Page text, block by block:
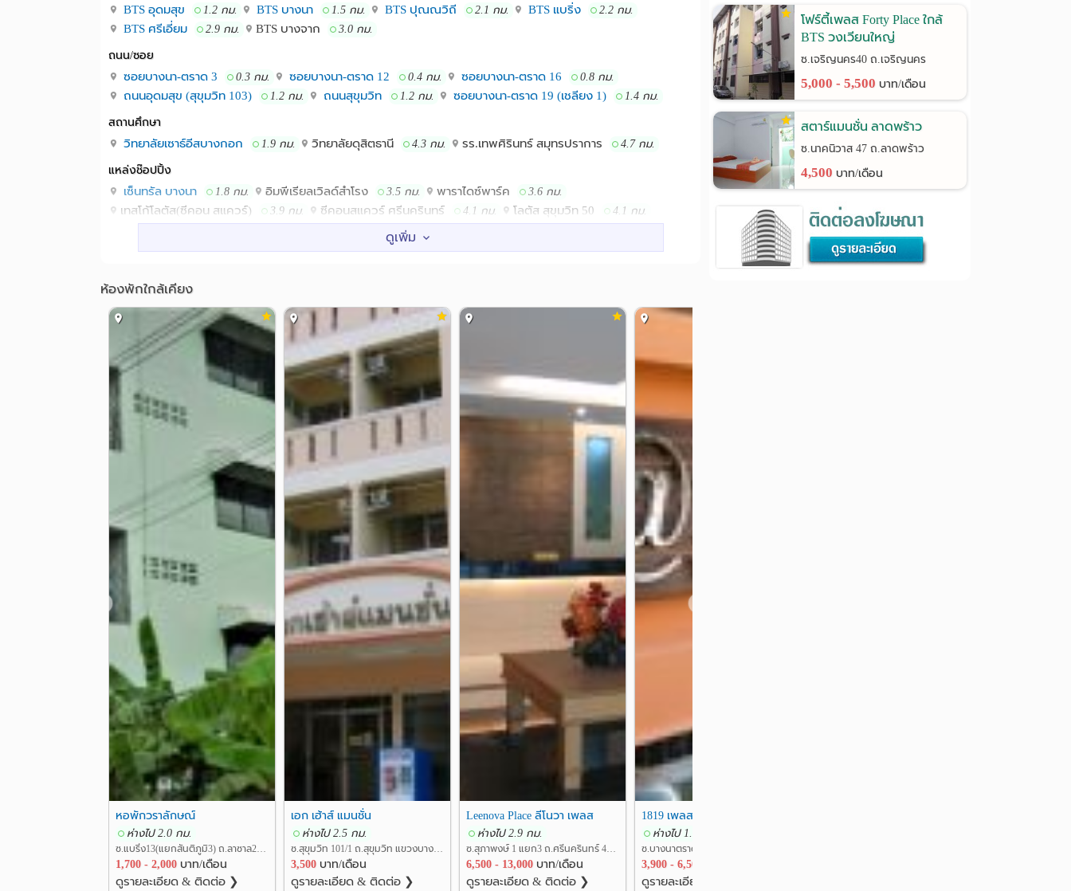
????089-7724357
สถานที่ใกล้เคียง :ไบเทคบางนา,แยกบางนา,BTS บางนา,BTS อุดมสุข,เซ็นทรัลบางนา,อุดมสุขวอล์ค,พาราไดซ์,ซีคอน
BTS อุดมสุข 1.2 กม. BTS บางนา 1.5 กม. BTS ปุณณวิถี 2.1 กม. BTS แบริ่ง 2.2 กม.
BTS ศรีเอี่ยม 2.9 กม. BTS บางจาก 3.0 กม.
ถนน/ซอย
ซอยบางนา-ตราด 3 0.3 กม. ซอยบางนา-ตราด 12 0.4 กม. ซอยบางนา-ตราด 16 0.8 กม.
ถนนอุดมสุข (สุขุมวิท 103) 1.2 กม. ถนนสุขุมวิท 1.2 กม. ซอยบางนา-ตราด 19 (เชลียง 1) 1.4 กม.
สถานศึกษา
วิทยาลัยเซาธ์อีสบางกอก 1.9 กม. วิทยาลัยดุสิตธานี 4.3 กม. รร.เทพศิรินทร์ สมุทรปราการ 4.7 กม.
แหล่งช๊อปปิ้ง
เซ็นทรัล บางนา 1.8 กม. อิมพีเรียลเวิลด์สำโรง 3.5 กม. พาราไดซ์พาร์ค 3.6 กม.
เทสโก้โลตัส(ซีคอน สแควร์) 3.9 กม. ซีคอนสแควร์ ศรีนครินทร์ 4.1 กม. โลตัส สุขุมวิท 50 4.1 กม.
รพ.ทหารเรือกรุงเทพ
อื่นๆ
ไบเทค บางนา 1.0 กม. สี่แยกบางนา 1.2 กม. วัดด่านสำโรง
ตึกเนชั่น 3.7 กม. แยกปู่เจ้าสมิงพราย 4.2 กม.
ห้องพักใกล้เคียง
หอพักวราลักษณ์
ห่างไป 2.0 กม.
ซ.แบริ่ง13(แยกสันติภูมิ3) ถ.ลาซาล24 แขวงบางนา เขตบางนา กรุงเทพ
1,700 - 2,000 บาท/เดือน
ดูรายละเอียด & ติดต่อ ❯
เอก เฮ้าส์ แมนชั่น
ห่างไป 2.5 กม.
ซ.สุขุมวิท 101/1 ถ.สุขุมวิท แขวงบางจาก เขตพระโขนง กรุงเทพ
3,500 บาท/เดือน
ดูรายละเอียด & ติดต่อ ❯
Leenova Place ลีโนวา เพลส
ห่างไป 2.9 กม.
ซ.สุภาพงษ์ 1 แยก3 ถ.ศรีนครินทร์ 42 แขวงหนองบอน เขตประเวศ กรุงเทพ
6,500 - 13,000 บาท/เดือน
ดูรายละเอียด & ติดต่อ ❯
1819 เพลส
ห่างไป 1.6 กม.
3,900 - 6,500
ดูรายละเอียด & ติดต่อ ❯
โฟร์ตี้เพลส Forty Place ใกล้
BTS วงเวียนใหญ่
ซ.เจริญนคร40 ถ.เจริญนคร
5,000 - 5,500 บาท/เดือน
สตาร์แมนชั่น ลาดพร้าว
ซ.นาคนิวาส 47 ถ.ลาดพร้าว
4,500 บาท/เดือน